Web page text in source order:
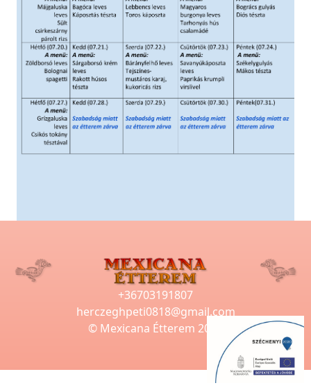
+36703191807
herczeghpeti0818@gmail.com
© Mexicana Étterem 2025